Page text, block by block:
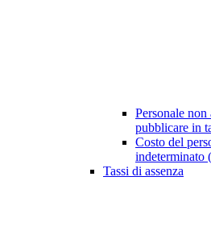
Personale
pubblicare in
Costo del
indeterminato
Tassi di assenza